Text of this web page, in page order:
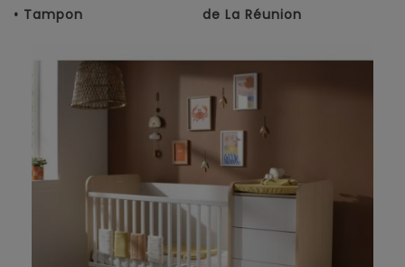
• Tampon
de La Réunion